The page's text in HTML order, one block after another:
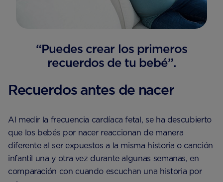
“Puedes crear los primeros
recuerdos de tu bebé”.
Recuerdos antes de nacer
Al medir la frecuencia cardíaca fetal, se ha descubierto
que los bebés por nacer reaccionan de manera
diferente al ser expuestos a la misma historia o canción
infantil una y otra vez durante algunas semanas, en
comparación con cuando escuchan una historia por